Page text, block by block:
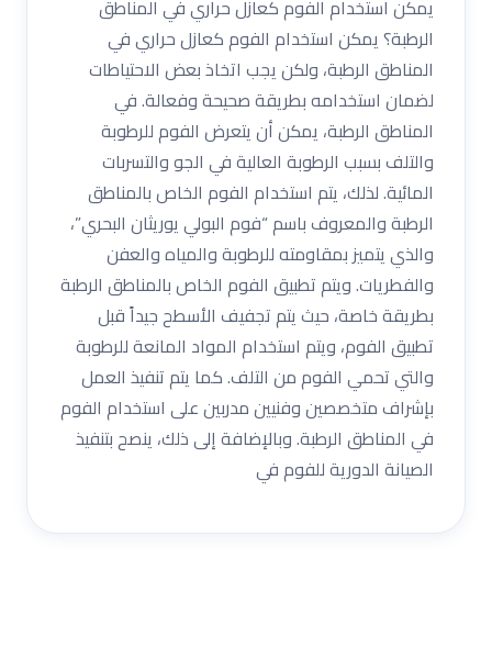
يمكن استخدام الفوم كعازل حراري في المناطق
الرطبة؟ يمكن استخدام الفوم كعازل حراري في
المناطق الرطبة، ولكن يجب اتخاذ بعض الاحتياطات
لضمان استخدامه بطريقة صحيحة وفعالة. في
المناطق الرطبة، يمكن أن يتعرض الفوم للرطوبة
والتلف بسبب الرطوبة العالية في الجو والتسربات
المائية. لذلك، يتم استخدام الفوم الخاص بالمناطق
الرطبة والمعروف باسم “فوم البولي يوريثان البحري”،
والذي يتميز بمقاومته للرطوبة والمياه والعفن
والفطريات. ويتم تطبيق الفوم الخاص بالمناطق الرطبة
بطريقة خاصة، حيث يتم تجفيف الأسطح جيداً قبل
تطبيق الفوم، ويتم استخدام المواد المانعة للرطوبة
والتي تحمي الفوم من التلف. كما يتم تنفيذ العمل
بإشراف متخصصين وفنيين مدربين على استخدام الفوم
في المناطق الرطبة. وبالإضافة إلى ذلك، ينصح بتنفيذ
الصيانة الدورية للفوم في